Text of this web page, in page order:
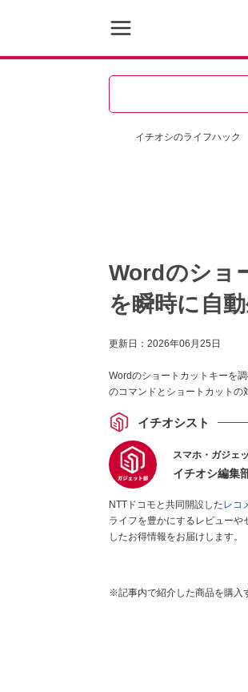
イチオシのライフハック
Wordのショ
を瞬時に自
更新日： 2026年06月25日
Wordのショートカットキーを
のコマンドとショートカットの
イチオシスト
スマホ・ガジェ
イチオシ編集
NTTドコモと共同開設したレコ
ライフを豊かにするレビュー
したお得情報をお届けします。
※記事内で紹介した商品を購入